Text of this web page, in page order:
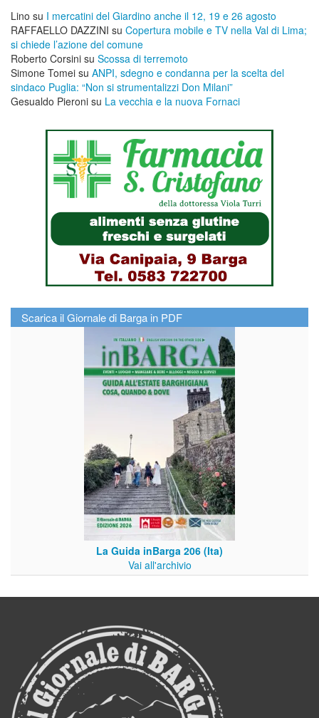
Lino su I mercatini del Giardino anche il 12, 19 e 26 agosto
RAFFAELLO DAZZINI su ​Copertura mobile e TV nella Val di Lima;
si chiede l’azione del comune
Roberto Corsini su Scossa di terremoto
Simone Tomei su ANPI, sdegno e condanna per la scelta del
sindaco Puglia: “Non si strumentalizzi Don Milani”
Gesualdo Pieroni su La vecchia e la nuova Fornaci
Scarica il Giornale di Barga in PDF
La Guida inBarga 206 (Ita)
Vai all'archivio